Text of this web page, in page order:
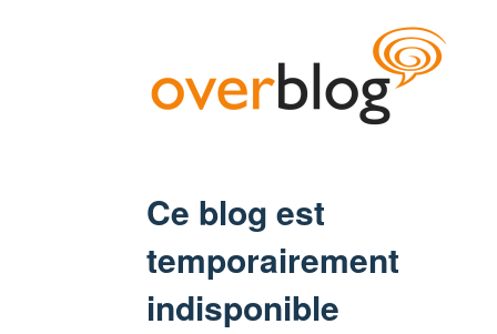
Ce blog est
temporairement
indisponible